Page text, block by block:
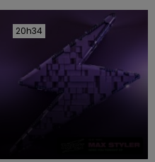
20h34
20h34